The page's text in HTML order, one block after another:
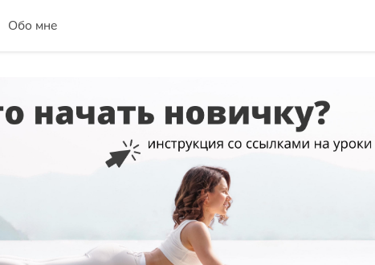
Обо мне